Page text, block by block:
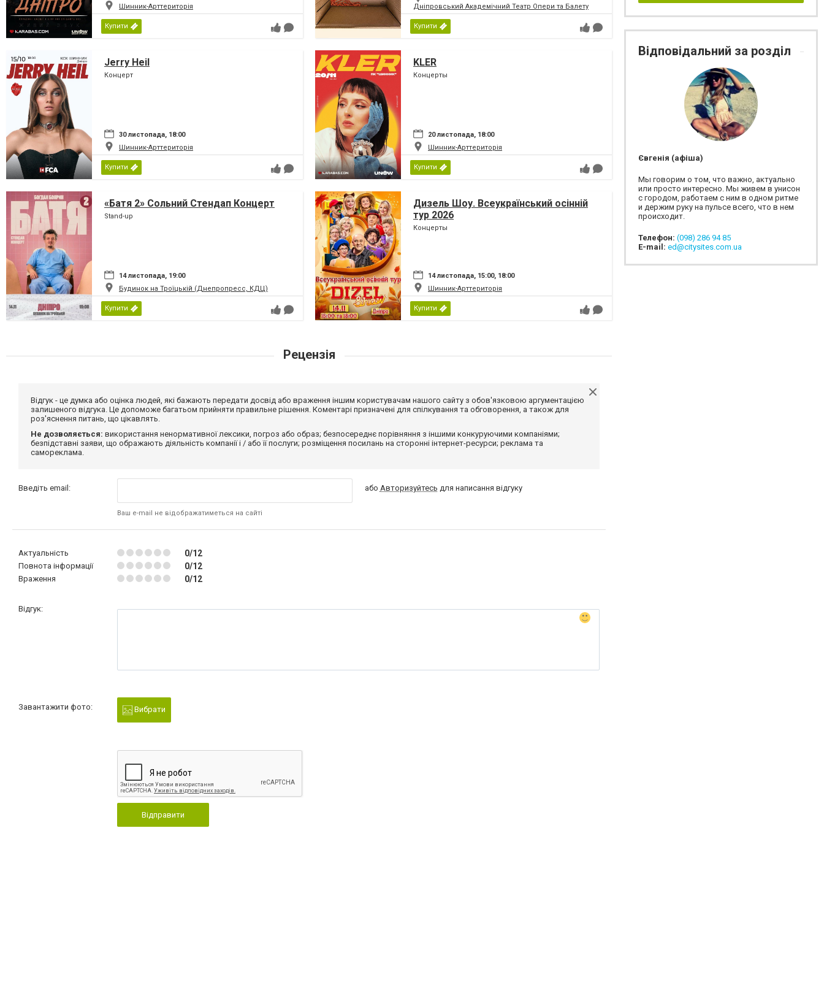
Шинник-Арттериторія
Купити
Дніпровський Академічний Театр Опери та Балету
Купити
Jerry Heil
Концерт
30 листопада, 18:00
Шинник-Арттериторія
Купити
KLER
Концерты
20 листопада, 18:00
Шинник-Арттериторія
Купити
«Батя 2» Сольний Стендап Концерт
Stand-up
14 листопада, 19:00
Будинок на Троїцькій (Днепропресс, КДЦ)
Купити
Дизель Шоу. Всеукраїнський осінній
тур 2026
Концерты
14 листопада, 15:00, 18:00
Шинник-Арттериторія
Купити
Рецензія
Відгук - це думка або оцінка людей, які бажають передати досвід або враження іншим користувачам нашого сайту з обов'язковою аргументацією
залишеного відгука. Це допоможе багатьом прийняти правильне рішення. Коментарі призначені для спілкування та обговорення, а також для
роз'яснення питань, що цікавлять.
Не дозволяється: використання ненормативної лексики, погроз або образ; безпосереднє порівняння з іншими конкуруючими компаніями;
безпідставні заяви, що ображають діяльність компанії і / або її послуги; розміщення посилань на сторонні інтернет-ресурси; реклама та
самореклама.
Введіть email:
Ваш e-mail не відображатиметься на сайті
або Авторизуйтесь для написання відгуку
Актуальність 0/12
Повнота інформації 0/12
Враження 0/12
Відгук:
Завантажити фото: Вибрати
Відправити
Відповідальний за розділ
Євгенія (афіша)
Мы говорим о том, что важно, актуально
или просто интересно. Мы живем в унисон
с городом, работаем с ним в одном ритме
и держим руку на пульсе всего, что в нем
происходит.
Телефон: (098) 286 94 85
E-mail: ed@citysites.com.ua